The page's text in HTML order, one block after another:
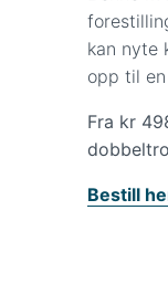
kan nyte
opp til
Fra kr
Bestill